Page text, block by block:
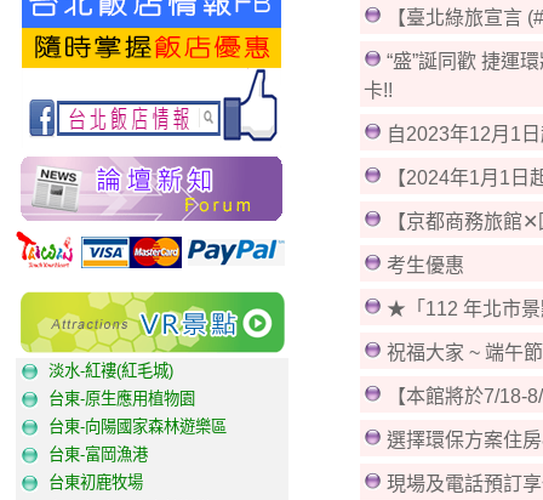
淡水-紅褸(紅毛城)
台東-原生應用植物園
台東-向陽國家森林遊樂區
台東-富岡漁港
台東初鹿牧場
【臺北綠旅宣言
“盛”誕同歡 捷運
卡!!
自2023年12月1
【2024年1月1日
【京都商務旅館
考生優惠
★「112 年北市景
祝福大家 ~ 端午
【本館將於7/18-
選擇環保方案住
現場及電話預訂